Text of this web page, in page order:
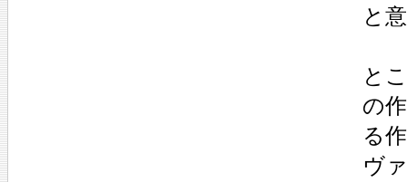
と
と
の
る
ヴ